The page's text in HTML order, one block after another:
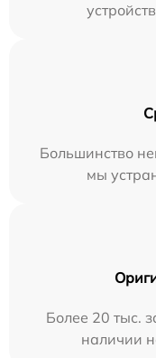
Большинство
мы
Более 20 тыс.
наличии